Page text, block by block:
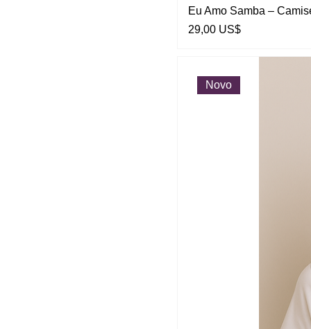
Eu Amo Samba –
Preço
29,00 US$
Novo